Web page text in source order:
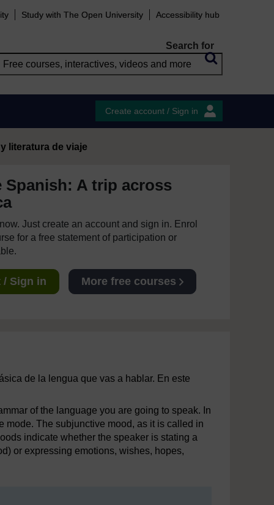
Study with The Open University Accessibility hub
Search for
Create account / Sign in
literatura de viaje
Spanish: A trip across
Just create an account and sign in. Enrol
for a free statement of participation or
/ Sign in More free courses
de la lengua que vas a hablar. En este
of the language you are going to speak. In
mode. The subjunctive mood, as it is called in
indicate whether the speaker is stating a
or expressing emotions, wishes, hopes,